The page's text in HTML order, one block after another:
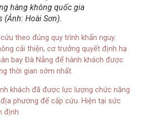
hàng không quốc gia
(Ảnh: Hoài Sơn).
theo đúng quy trình khẩn nguy.
cải thiện, cơ trưởng quyết định hạ
bay Đà Nẵng để hành khách được
thời gian sớm nhất.
khách đã được lực lượng chức năng
phương để cấp cứu. Hiện tại sức
định.